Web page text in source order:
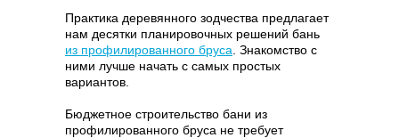
Практика деревянного зодчества предлагает
нам десятки планировочных решений бань
из профилированного бруса . Знакомство с
ними лучше начать с самых простых
вариантов.
Бюджетное строительство бани из
профилированного бруса не требует